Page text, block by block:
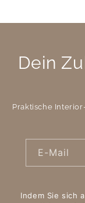
Dein
Praktische
E-Mail
Indem Sie sich